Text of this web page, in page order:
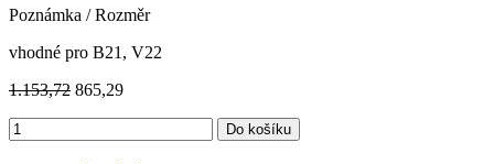
Poznámka / Rozměr
vhodné pro B21, V22
1.153,72 865,29
Do košíku